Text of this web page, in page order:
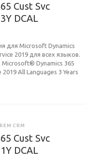
Cust Svc
DCAL
для Microsoft Dynamics
2019 для всех языков.
Microsoft® Dynamics 365
All Languages 3 Years
CRM
Cust Svc
DCAL